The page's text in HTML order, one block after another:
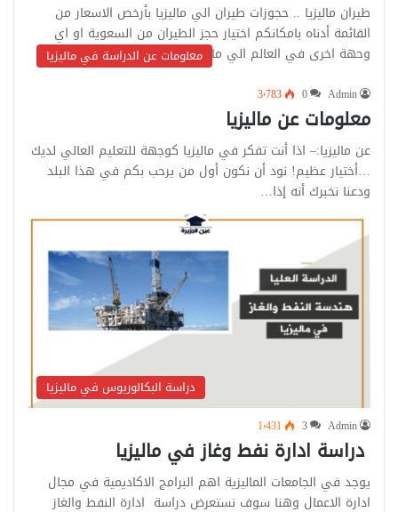
طيران ماليزيا .. حجوزات طيران الي ماليزيا بأرخص الاسعار من
القائمة أدناه بامكانكم اختيار حجز الطيران من السعوية او اي
وحهة اخرى في العالم الي ماليزيا كوالالمبور…
معلومات عن الدراسة في ماليزيا
Admin
0 3٬783
معلومات عن ماليزيا
عن ماليزيا:– اذا أنت تفكر في ماليزيا كوجهة للتعليم العالي لديك
…أختيار عظيم! نود أن نكون أول من يرحب بكم في هذا البلد
ودعنا نخبرك أنه إذا…
دراسة البكالوريوس في ماليزيا
Admin
3 1٬431
دراسة ادارة نفط وغاز في ماليزيا
يوجد في الجامعات الماليزية اهم البرامج الاكاديمية في مجال
ادارة الاعمال وهنا سوف نستعرض دراسة ادارة النفط والغاز